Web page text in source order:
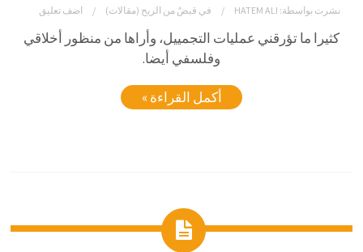
نشرت بواسطة: HATEM ALI في قبضٌ من الريح (مقالات) اضف تعليق
كثيرا ما تؤرقني عمليات التجمييل، وأراها من منظور أخلاقي
وفلسفي أيضا.
أكمل القراءة »